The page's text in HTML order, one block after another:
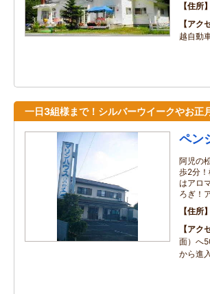
住所
アク
越自動
一日3組様まで！シルバーウイークやお正
ペン
阿児の
歩2分
はアロ
ろぎ！
住所
アク
面）へ
から進